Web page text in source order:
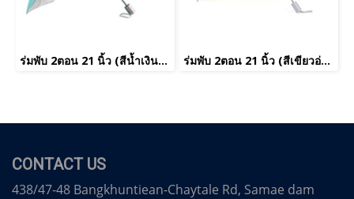
ร่มพับ 2ตอน 21 นิ้ว (สีน้ำเงิน)(copy) ร่มพับ 2ตอน 21 นิ้ว (สีเขียวอ่อน)
CONTACT US
438/47-48 Bangkhuntiean-Chaytale Rd, Samae dam